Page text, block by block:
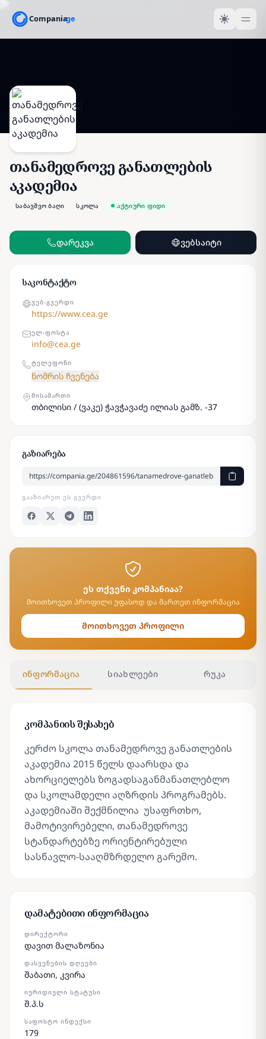
თანამედროვე განათლების
აკადემია
საბავშვო ბაღი სკოლა აქტიური ფიდი
დარეკვა ვებსაიტი
საკონტაქტო
ᲕᲔᲑ-ᲒᲕᲔᲠᲓᲘ
https://www.cea.ge
ᲔᲚ-ᲤᲝᲡᲢᲐ
info@cea.ge
ᲢᲔᲚᲔᲤᲝᲜᲘ
ნომრის ჩვენება
ᲛᲘᲡᲐᲛᲐᲠᲗᲘ
თბილისი / (ვაკე) ჭავჭავაძე ილიას გამზ. -37
გაზიარება
ᲒᲐᲐᲖᲘᲐᲠᲔᲗ ᲔᲡ ᲒᲕᲔᲠᲓᲘ
ეს თქვენი კომპანიაა?
მოითხოვეთ პროფილი უფასოდ და მართეთ ინფორმაცია
მოითხოვეთ პროფილი
ინფორმაცია სიახლეები რუკა
კომპანიის შესახებ
კერძო სკოლა თანამედროვე განათლების
აკადემია 2015 წელს დაარსდა და
ახორციელებს ზოგადსაგანმანათლებლო
და სკოლამდელი აღზრდის პროგრამებს.
აკადემიაში შექმნილია უსაფრთხო,
მამოტივირებელი, თანამედროვე
სტანდარტებზე ორიენტირებული
სასწავლო-სააღმზრდელო გარემო.
დამატებითი ინფორმაცია
ᲓᲘᲠᲔᲥᲢᲝᲠᲘ
დავით მალაზონია
ᲓᲐᲡᲕᲔᲜᲔᲑᲘᲡ ᲓᲦᲔᲔᲑᲘ
შაბათი, კვირა
ᲘᲣᲠᲘᲓᲘᲣᲚᲘ ᲡᲢᲐᲢᲣᲡᲘ
შ.პ.ს
ᲡᲐᲤᲝᲡᲢᲝ ᲘᲜᲓᲔᲥᲡᲘ
179